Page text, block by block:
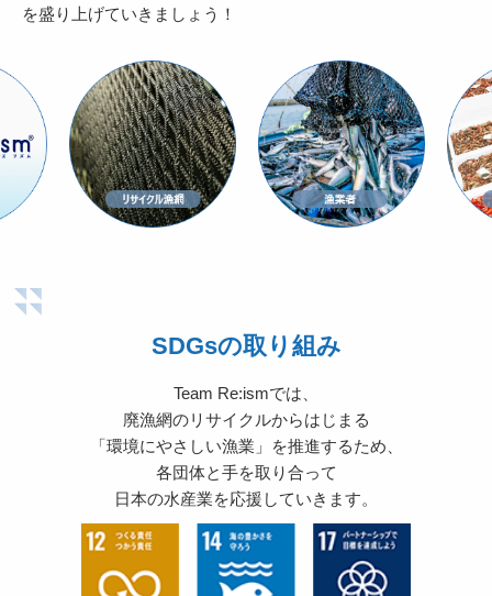
を盛り上げていきましょう！
SDGsの取り組み
Team Re:ismでは、
廃漁網のリサイクルからはじまる
「環境にやさしい漁業」を推進するため、
各団体と手を取り合って
日本の水産業を応援していきます。